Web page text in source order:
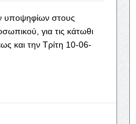
υποψηφίων στους
για τις κάτωθι
και την Τρίτη 10-06-